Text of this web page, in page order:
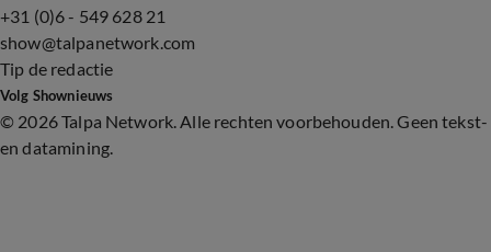
+31 (0)6 - 549 628 21
show@talpanetwork.com
Tip de redactie
Volg Shownieuws
© 2026 Talpa Network. Alle rechten voorbehouden. Geen tekst-
en datamining.